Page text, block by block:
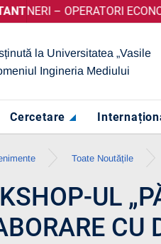
CALIFICATIVUL
OPERATORI ECONOMICI
la Universitatea „Vasile
Ingineria Mediului
Cercetare
Toate Noutățile
UL
CU